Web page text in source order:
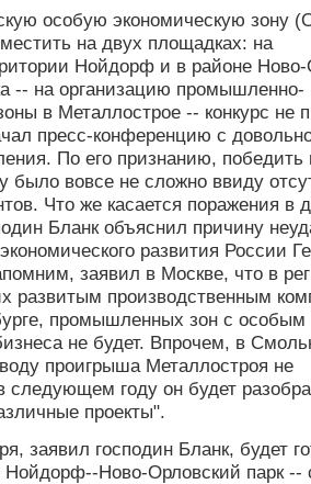
особую экономическую зону
на двух площадках: на
Нойдорф и в районе Ново-
-- на организацию промышленно-
в Металлострое -- конкурс не
пресс-конференцию с
По его признанию, победить
было вовсе не сложно ввиду
Что же касается поражения в
Бланк объяснил причину
развития России
заявил в Москве, что в
развитым производственным
промышленных зон с особым
не будет. Впрочем, в
проигрыша Металлостроя не
году он будет
проекты".
заявил господин Бланк, будет
Нойдорф--Ново-Орловский парк --